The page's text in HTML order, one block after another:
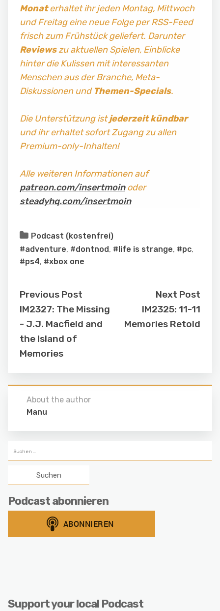
Monaterhaltet ihr jeden Montag, Mittwoch
und Freitag eine neue Folge per RSS-Feed
frisch zum Frühstück geliefert. Darunter
Reviewszu aktuellen Spielen, Einblicke
hinter die Kulissen mit interessanten
Menschen aus der Branche, Meta-
Diskussionen und Themen-Specials.
Die Unterstützung istjederzeit kündbar
und ihr erhaltet sofort Zugang zu allen
Premium-only-Inhalten!
Alle weiteren Informationen auf
patreon.com/insertmoinoder
steadyhq.com/insertmoin
Podcast (kostenfrei)
#adventure, #dontnod, #life is strange, #pc,
#ps4, #xbox one
Previous Post
IM2327: The Missing
- J.J. Macfield and
the Island of
Memories
Next Post
IM2325: 11-11
Memories Retold
About the author
Manu
nach:
Podcast abonnieren
Support your local Podcast